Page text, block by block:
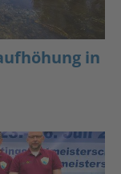
in